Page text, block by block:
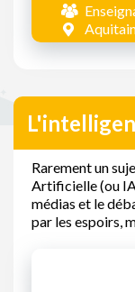
Rarement un
Artificielle (ou
médias et le
par les espoirs,